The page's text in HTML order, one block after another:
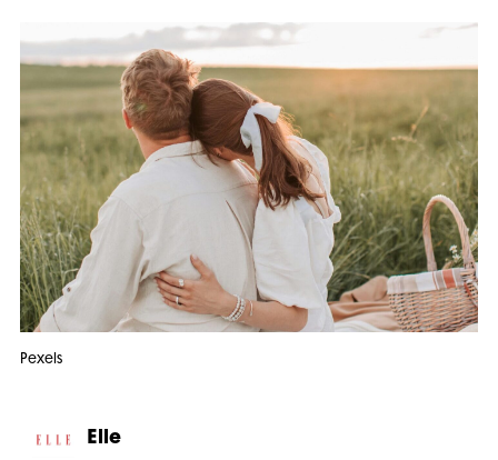
Pexels
Elle